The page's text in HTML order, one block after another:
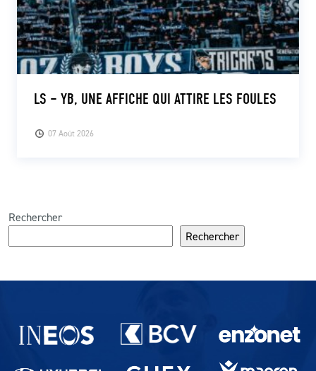
07 Août 2026
LS – YB, UNE AFFICHE QUI ATTIRE LES FOULES
Rechercher
Rechercher
Partenaires du lausanne-Sport